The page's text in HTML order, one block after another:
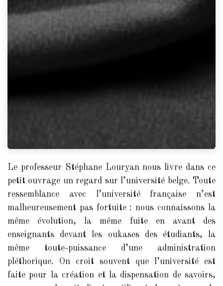
Le professeur Stéphane Louryan nous livre dans ce
petit ouvrage un regard sur l’université belge. Toute
ressemblance avec l’université française n’est
malheureusement pas fortuite : nous connaissons la
même évolution, la même fuite en avant des
enseignants devant les oukases des étudiants, la
même toute-puissance d’une administration
pléthorique. On croit souvent que l’université est
faite pour la création et la dispensation de savoirs,